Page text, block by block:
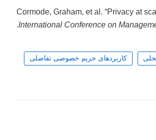
Cormode, Graham, et al. “Privacy at
International Conference on
کاربردهای حریم خصوصی تفاضلی